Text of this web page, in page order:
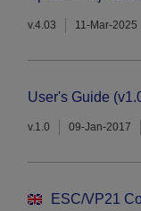
v.4.03 11-Mar-2025
User's Guide
v.1.0 09-Jan-2017
ESC/VP21